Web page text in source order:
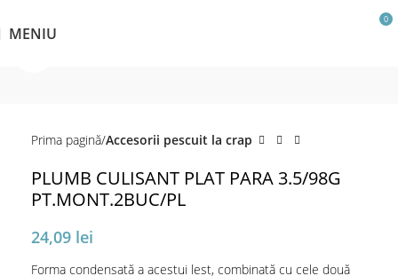
MENIU
0
Prima pagină Accesorii pescuit la crap
PLUMB CULISANT PLAT PARA 3.5/98G
PT.MONT.2BUC/PL
24,09 lei
Forma condensată a acestui lest, combinată cu cele două